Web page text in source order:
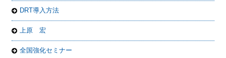
DRT導入方法
上原 宏
全国強化セミナー